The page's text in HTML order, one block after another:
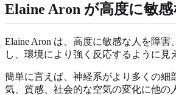
Elaine Aron が高度に敏
Elaine Aron は、高度に敏感な人を障
し、環境により強く反応するように見
簡単に言えば、神経系がより多くの細
気、質感、社会的な空気の変化に他の